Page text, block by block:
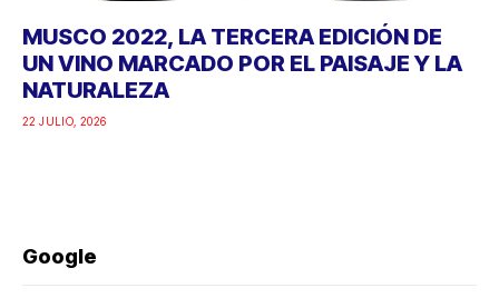
MUSCO 2022, LA TERCERA EDICIÓN DE
UN VINO MARCADO POR EL PAISAJE Y LA
NATURALEZA
22 JULIO, 2026
Google